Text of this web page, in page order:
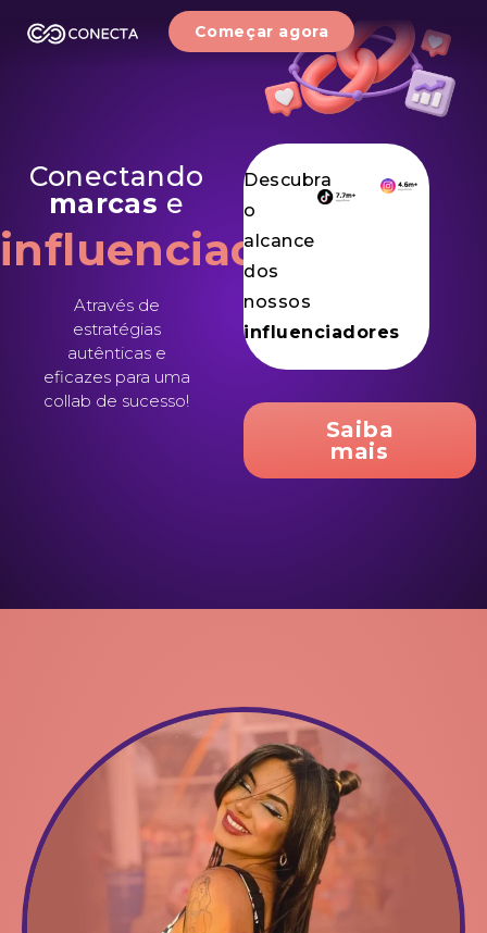
Conectando
marcas e
influenciadores
Através de
estratégias
autênticas e
eficazes para uma
collab de sucesso!
Descubra
o
alcance
dos
nossos
influenciadores
Saiba
mais
Começar agora